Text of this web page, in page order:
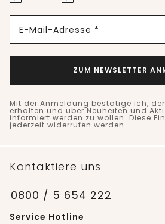
E-Mail-Adresse *
ZUM NEWSLETTER
Mit der Anmeldung bestätige ich,
erhalten und über Neuheiten und
informiert werden zu wollen. Diese
jederzeit widerrufen werden.
Kontaktiere uns
0800 / 5 654 222
Service Hotline